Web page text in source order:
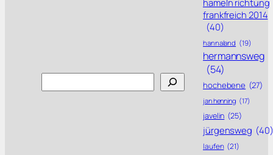
frankfreich 2014
(40)
hannaland (19)
hermannsweg
(54)
hochebene (27)
jan henning (17)
javelin (25)
jürgensweg (40)
laufen (21)